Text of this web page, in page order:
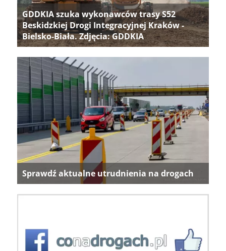
GDDKIA szuka wykonawców trasy S52
Beskidzkiej Drogi Integracyjnej Kraków -
Bielsko-Biała. Zdjęcia: GDDKIA
Sprawdź aktualne utrudnienia na drogach